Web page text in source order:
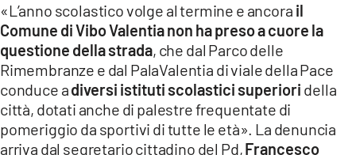
COSENZACHANNEL.IT
ILVIBONESE.IT
CATANZAROCHANNEL.IT
LACAPITALENEWS.IT
«L’anno scolastico volge al termine e ancora il
Comune di Vibo Valentia non ha preso a cuore la
questione della strada, che dal Parco delle
Rimembranze e dal PalaValentia di viale della Pace
conduce adiversi istituti scolastici superiori della
città, dotati anche di palestre frequentate di
pomeriggio da sportivi di tutte le età». La denuncia
arriva dal segretario cittadino del Pd,Francesco